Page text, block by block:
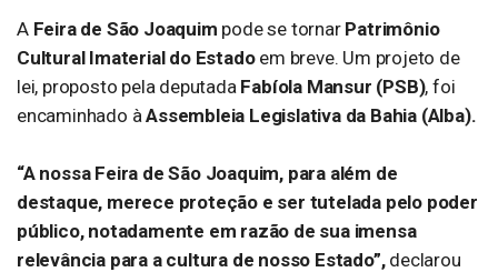
A Feira de São Joaquim pode se tornar Patrimônio
Cultural Imaterial do Estadoem breve. Um projeto de
lei, proposto pela deputada Fabíola Mansur (PSB), foi
encaminhado àAssembleia Legislativa da Bahia (Alba).
“A nossa Feira de São Joaquim, para além de
destaque, merece proteção e ser tutelada pelo poder
público, notadamente em razão de sua imensa
relevância para a cultura de nosso Estado”, declarou